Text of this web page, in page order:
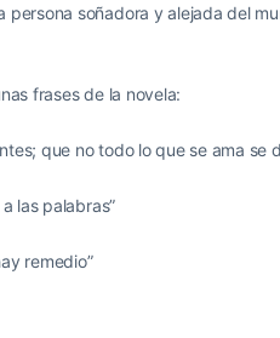
persona soñadora y alejada del
frases de la novela:
que no todo lo que se ama se
las palabras”
remedio”